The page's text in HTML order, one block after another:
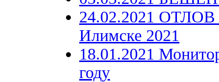
24.02.2021 ОТЛОВ
Илимске 2021
18.01.2021
году